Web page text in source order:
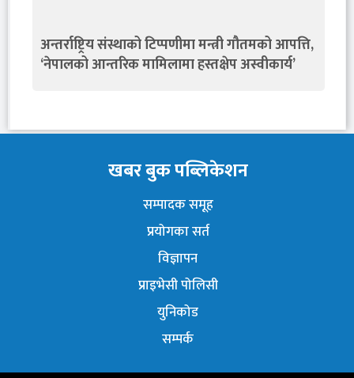
अन्तर्राष्ट्रिय संस्थाको टिप्पणीमा मन्त्री गौतमको आपत्ति,
‘नेपालको आन्तरिक मामिलामा हस्तक्षेप अस्वीकार्य’
खबर बुक पब्लिकेशन
सम्पादक समूह
प्रयोगका सर्त
विज्ञापन
प्राइभेसी पोलिसी
युनिकोड
सम्पर्क